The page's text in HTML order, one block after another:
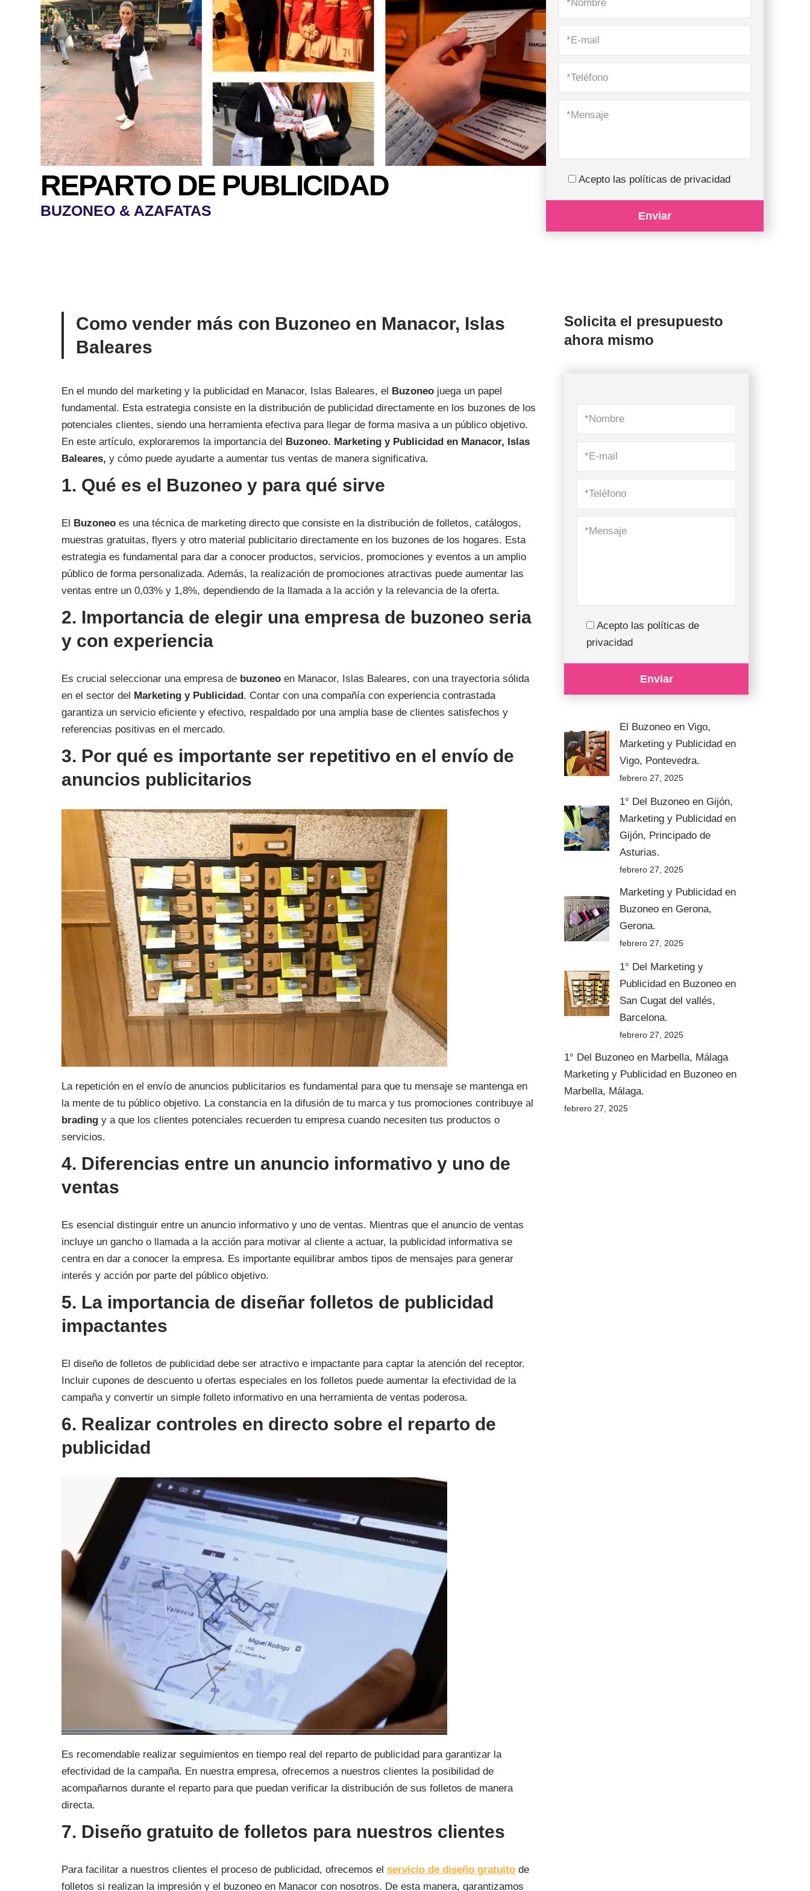
REPARTO DE PUBLICIDAD
BUZONEO & AZAFATAS
Acepto las políticas de privacidad
Como vender más con Buzoneo en Manacor, Islas
Baleares
En el mundo del marketing y la publicidad en Manacor, Islas Baleares, el Buzoneo juega un papel
fundamental. Esta estrategia consiste en la distribución de publicidad directamente en los buzones de los
potenciales clientes, siendo una herramienta efectiva para llegar de forma masiva a un público objetivo.
En este artículo, exploraremos la importancia del
Buzoneo. Marketing y Publicidad en Manacor, Islas
Baleares, y cómo puede ayudarte a aumentar tus ventas de manera significativa.
1. Qué es el Buzoneo y para qué sirve
El Buzoneo es una técnica de marketing directo que consiste en la distribución de folletos, catálogos,
muestras gratuitas, flyers y otro material publicitario directamente en los buzones de los hogares. Esta
estrategia es fundamental para dar a conocer productos, servicios, promociones y eventos a un amplio
público de forma personalizada. Además, la realización de promociones atractivas puede aumentar las
ventas entre un 0,03% y 1,8%, dependiendo de la llamada a la acción y la relevancia de la oferta.
2. Importancia de elegir una empresa de buzoneo seria
y con experiencia
Es crucial seleccionar una empresa de buzoneo en Manacor, Islas Baleares, con una trayectoria sólida
en el sector del
Marketing y Publicidad . Contar con una compañía con experiencia contrastada
garantiza un servicio eficiente y efectivo, respaldado por una amplia base de clientes satisfechos y
referencias positivas en el mercado.
3. Por qué es importante ser repetitivo en el envío de
anuncios publicitarios
La repetición en el envío de anuncios publicitarios es fundamental para que tu mensaje se mantenga en
la mente de tu público objetivo. La constancia en la difusión de tu marca y tus promociones contribuye al
brading y a que los clientes potenciales recuerden tu empresa cuando necesiten tus productos o
servicios.
4. Diferencias entre un anuncio informativo y uno de
ventas
Es esencial distinguir entre un anuncio informativo y uno de ventas. Mientras que el anuncio de ventas
incluye un gancho o llamada a la acción para motivar al cliente a actuar, la publicidad informativa se
centra en dar a conocer la empresa. Es importante equilibrar ambos tipos de mensajes para generar
interés y acción por parte del público objetivo.
5. La importancia de diseñar folletos de publicidad
impactantes
El diseño de folletos de publicidad debe ser atractivo e impactante para captar la atención del receptor.
Incluir cupones de descuento u ofertas especiales en los folletos puede aumentar la efectividad de la
campaña y convertir un simple folleto informativo en una herramienta de ventas poderosa.
6. Realizar controles en directo sobre el reparto de
publicidad
Es recomendable realizar seguimientos en tiempo real del reparto de publicidad para garantizar la
efectividad de la campaña. En nuestra empresa, ofrecemos a nuestros clientes la posibilidad de
acompañarnos durante el reparto para que puedan verificar la distribución de sus folletos de manera
directa.
7. Diseño gratuito de folletos para nuestros clientes
Para facilitar a nuestros clientes el proceso de publicidad, ofrecemos el servicio de diseño gratuito de
folletos si realizan la impresión y el buzoneo en Manacor con nosotros. De esta manera, garantizamos
Solicita el presupuesto
ahora mismo
Acepto las políticas de
privacidad
El Buzoneo en Vigo,
Marketing y Publicidad en
Vigo, Pontevedra.
febrero 27, 2025
1° Del Buzoneo en Gijón,
Marketing y Publicidad en
Gijón, Principado de
Asturias.
febrero 27, 2025
Marketing y Publicidad en
Buzoneo en Gerona,
Gerona.
febrero 27, 2025
1° Del Marketing y
Publicidad en Buzoneo en
San Cugat del vallés,
Barcelona.
febrero 27, 2025
1° Del Buzoneo en Marbella, Málaga
Marketing y Publicidad en Buzoneo en
Marbella, Málaga.
febrero 27, 2025